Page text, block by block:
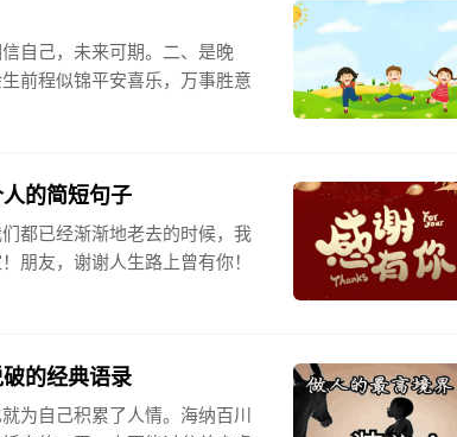
自己，未来可期。二、是晚
前程似锦平安喜乐，万事胜意
的简短句子
都已经渐渐地老去的时候，我
朋友，谢谢人生路上曾有你！
的经典语录
为自己积累了人情。海纳百川